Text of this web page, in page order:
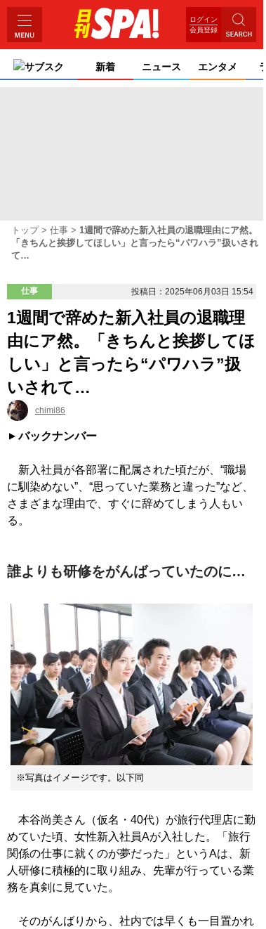
ログイン
会員登録
サブスク 新着 ニュース エンタメ
トップ 仕事
1週間で辞めた新入社員の退職理由にア然。
「きちんと挨拶してほしい」と言ったら“パワハラ”扱いされ
て…
仕事 投稿日：2025年06月03日 15:54
1週間で辞めた新入社員の退職理
由にア然。「きちんと挨拶してほ
しい」と言ったら“パワハラ”扱
いされて…
chimi86
バックナンバー
新入社員が各部署に配属された頃だが、“職場
に馴染めない”、“思っていた業務と違った”など、
さまざまな理由で、すぐに辞めてしまう人もい
る。
誰よりも研修をがんばっていたのに…
※写真はイメージです。以下同
本谷尚美さん（仮名・40代）が旅行代理店に勤
めていた頃、女性新入社員Aが入社した。「旅行
関係の仕事に就くのが夢だった」というAは、新
人研修に積極的に取り組み、先輩が行っている業
務を真剣に見ていた。
そのがんばりから、社内では早くも一目置かれ